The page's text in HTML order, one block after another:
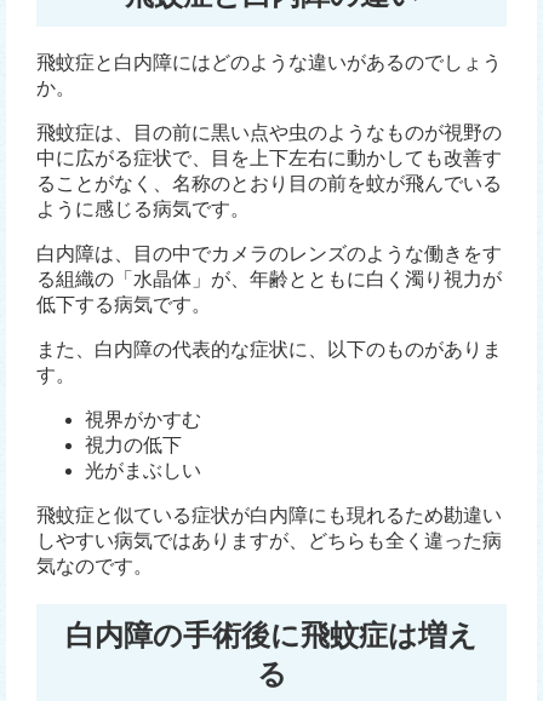
飛蚊症と白内障にはどのような違いがあるのでしょう
か。
飛蚊症は、目の前に黒い点や虫のようなものが視野の
中に広がる症状で、目を上下左右に動かしても改善す
ることがなく、名称のとおり目の前を蚊が飛んでいる
ように感じる病気です。
白内障は、目の中でカメラのレンズのような働きをす
る組織の「水晶体」が、年齢とともに白く濁り視力が
低下する病気です。
また、白内障の代表的な症状に、以下のものがありま
す。
視界がかすむ
視力の低下
光がまぶしい
飛蚊症と似ている症状が白内障にも現れるため勘違い
しやすい病気ではありますが、どちらも全く違った病
気なのです。
白内障の手術後に飛蚊症は増え
る